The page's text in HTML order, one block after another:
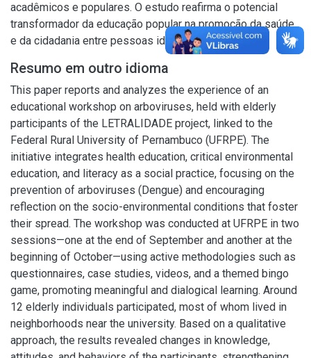
acadêmicos e populares. O estudo reafirma o potencial
transformador da educação popular na promoção da saúde
e da cidadania entre pessoas idosas.
Resumo em outro idioma
This paper reports and analyzes the experience of an
educational workshop on arboviruses, held with elderly
participants of the LETRALIDADE project, linked to the
Federal Rural University of Pernambuco (UFRPE). The
initiative integrates health education, critical environmental
education, and literacy as a social practice, focusing on the
prevention of arboviruses (Dengue) and encouraging
reflection on the socio-environmental conditions that foster
their spread. The workshop was conducted at UFRPE in two
sessions—one at the end of September and another at the
beginning of October—using active methodologies such as
questionnaires, case studies, videos, and a themed bingo
game, promoting meaningful and dialogical learning. Around
12 elderly individuals participated, most of whom lived in
neighborhoods near the university. Based on a qualitative
approach, the results revealed changes in knowledge,